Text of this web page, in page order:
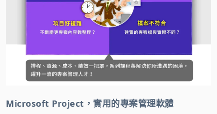
Microsoft Project，實用的專案管理軟體